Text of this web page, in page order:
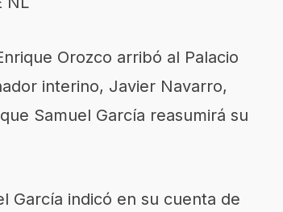
Orozco arribó al Palacio
interino, Javier Navarro,
Samuel García reasumirá su
García indicó en su cuenta de